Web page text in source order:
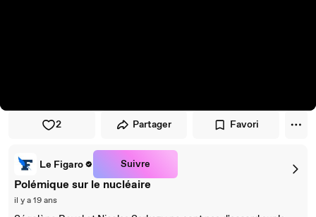
2 Partager Favori
Le Figaro Suivre
Polémique sur le nucléaire
il y a 19 ans